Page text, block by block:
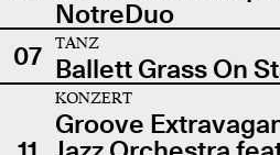
NotreDuo
07
TANZ
Ballett Grass On
KONZERT
Groove